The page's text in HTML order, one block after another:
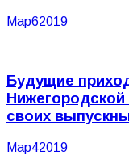
Мар62019
Будущие
своих
Мар42019